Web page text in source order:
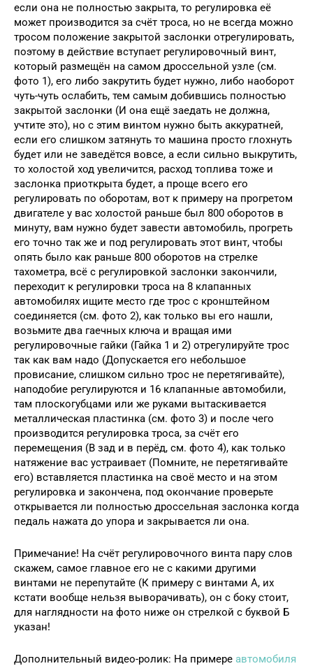
если она не полностью закрыта, то регулировка её
может производится за счёт троса, но не всегда можно
тросом положение закрытой заслонки отрегулировать,
поэтому в действие вступает регулировочный винт,
который размещён на самом дроссельной узле (см.
фото 1), его либо закрутить будет нужно, либо наоборот
чуть-чуть ослабить, тем самым добившись полностью
закрытой заслонки (И она ещё заедать не должна,
учтите это), но с этим винтом нужно быть аккуратней,
если его слишком затянуть то машина просто глохнуть
будет или не заведётся вовсе, а если сильно выкрутить,
то холостой ход увеличится, расход топлива тоже и
заслонка приоткрыта будет, а проще всего его
регулировать по оборотам, вот к примеру на прогретом
двигателе у вас холостой раньше был 800 оборотов в
минуту, вам нужно будет завести автомобиль, прогреть
его точно так же и под регулировать этот винт, чтобы
опять было как раньше 800 оборотов на стрелке
тахометра, всё с регулировкой заслонки закончили,
переходит к регулировки троса на 8 клапанных
автомобилях ищите место где трос с кронштейном
соединяется (см. фото 2), как только вы его нашли,
возьмите два гаечных ключа и вращая ими
регулировочные гайки (Гайка 1 и 2) отрегулируйте трос
так как вам надо (Допускается его небольшое
провисание, слишком сильно трос не перетягивайте),
наподобие регулируются и 16 клапанные автомобили,
там плоскогубцами или же руками вытаскивается
металлическая пластинка (см. фото 3) и после чего
производится регулировка троса, за счёт его
перемещения (В зад и в перёд, см. фото 4), как только
натяжение вас устраивает (Помните, не перетягивайте
его) вставляется пластинка на своё место и на этом
регулировка и закончена, под окончание проверьте
открывается ли полностью дроссельная заслонка когда
педаль нажата до упора и закрывается ли она.
Примечание! На счёт регулировочного винта пару слов
скажем, самое главное его не с какими другими
винтами не перепутайте (К примеру с винтами А, их
кстати вообще нельзя выворачивать), он с боку стоит,
для наглядности на фото ниже он стрелкой с буквой Б
указан!
Дополнительный видео-ролик: На примере автомобиля